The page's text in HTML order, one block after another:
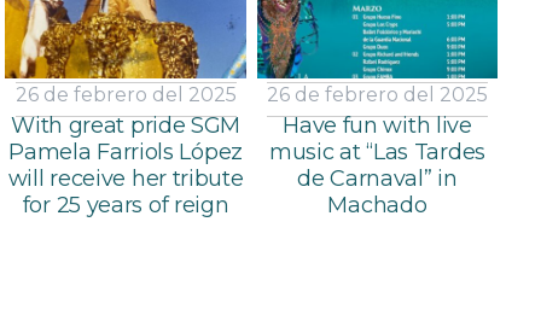
26 de febrero del 2025
With great pride SGM
Pamela Farriols López
will receive her tribute
for 25 years of reign
26 de febrero del 2025
Have fun with live
music at “Las Tardes
de Carnaval” in
Machado